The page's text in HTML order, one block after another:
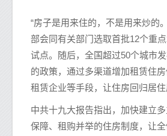
“房子是用来住的，不是用来炒的
部会同有关部门选取首批12个重
试点。随后，全国超过50个城市
的政策，通过多渠道增加租赁住
租赁企业等手段，让住房回归居住
中共十九大报告指出，加快建立
保障、租购并举的住房制度，让全